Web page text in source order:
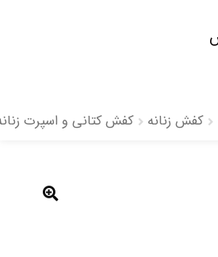
کفش زنانه کفش کتانی و اسپرت